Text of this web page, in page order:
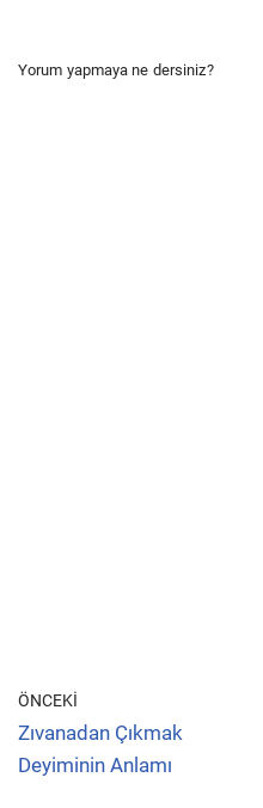
Yorum yapmaya ne dersiniz?
ÖNCEKI
Zıvanadan Çıkmak
Deyiminin Anlamı